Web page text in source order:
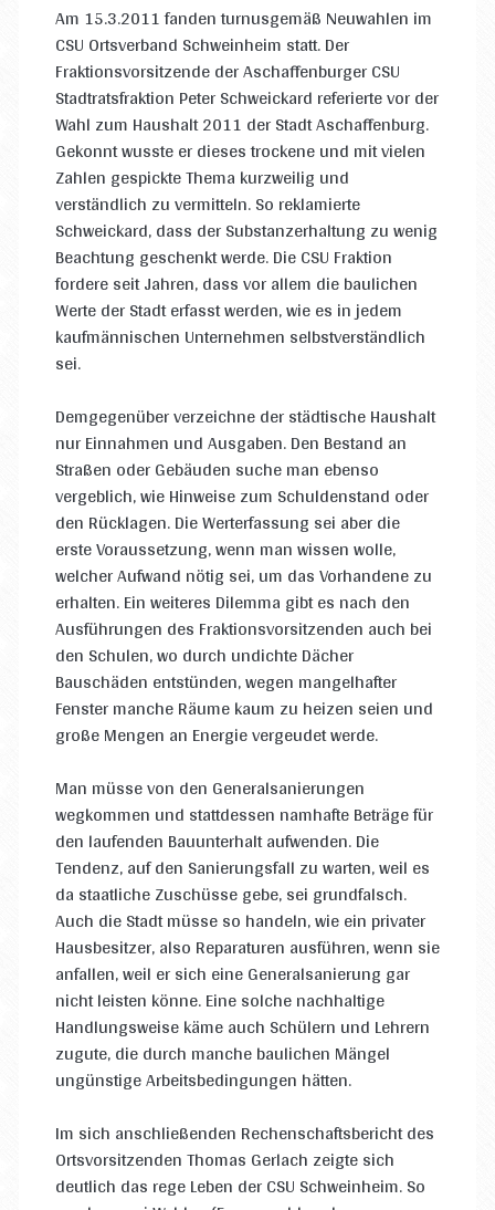
Am 15.3.2011 fanden turnusgemäß Neuwahlen im
CSU Ortsverband Schweinheim statt. Der
Fraktionsvorsitzende der Aschaffenburger CSU
Stadtratsfraktion Peter Schweickard referierte vor der
Wahl zum Haushalt 2011 der Stadt Aschaffenburg.
Gekonnt wusste er dieses trockene und mit vielen
Zahlen gespickte Thema kurzweilig und
verständlich zu vermitteln. So reklamierte
Schweickard, dass der Substanzerhaltung zu wenig
Beachtung geschenkt werde. Die CSU Fraktion
fordere seit Jahren, dass vor allem die baulichen
Werte der Stadt erfasst werden, wie es in jedem
kaufmännischen Unternehmen selbstverständlich
sei.
Demgegenüber verzeichne der städtische Haushalt
nur Einnahmen und Ausgaben. Den Bestand an
Straßen oder Gebäuden suche man ebenso
vergeblich, wie Hinweise zum Schuldenstand oder
den Rücklagen. Die Werterfassung sei aber die
erste Voraussetzung, wenn man wissen wolle,
welcher Aufwand nötig sei, um das Vorhandene zu
erhalten. Ein weiteres Dilemma gibt es nach den
Ausführungen des Fraktionsvorsitzenden auch bei
den Schulen, wo durch undichte Dächer
Bauschäden entstünden, wegen mangelhafter
Fenster manche Räume kaum zu heizen seien und
große Mengen an Energie vergeudet werde.
Man müsse von den Generalsanierungen
wegkommen und stattdessen namhafte Beträge für
den laufenden Bauunterhalt aufwenden. Die
Tendenz, auf den Sanierungsfall zu warten, weil es
da staatliche Zuschüsse gebe, sei grundfalsch.
Auch die Stadt müsse so handeln, wie ein privater
Hausbesitzer, also Reparaturen ausführen, wenn sie
anfallen, weil er sich eine Generalsanierung gar
nicht leisten könne. Eine solche nachhaltige
Handlungsweise käme auch Schülern und Lehrern
zugute, die durch manche baulichen Mängel
ungünstige Arbeitsbedingungen hätten.
Im sich anschließenden Rechenschaftsbericht des
Ortsvorsitzenden Thomas Gerlach zeigte sich
deutlich das rege Leben der CSU Schweinheim. So